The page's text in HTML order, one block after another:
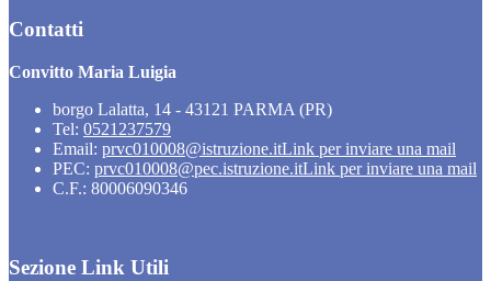
Contatti
Convitto Maria Luigia
borgo Lalatta, 14 - 43121 PARMA (PR)
Tel: 0521237579
Email: prvc010008@istruzione.itLink per inviare una mail
PEC: prvc010008@pec.istruzione.itLink per inviare una mail
C.F.: 80006090346
Sezione Link Utili